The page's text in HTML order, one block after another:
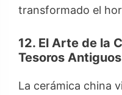
transformado el
12. El Arte de la
Tesoros Antiguos
La cerámica china